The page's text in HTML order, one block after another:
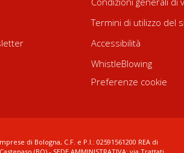
Termini di utilizzo del
Accessibilità
WhistleBlowing
Preferenze cookie
di Bologna, C.F. e P.I.: 02591561200 REA di